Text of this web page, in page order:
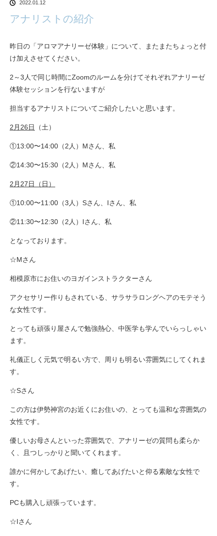
2022.01.12
アナリストの紹介
昨日の「アロマアナリーゼ体験」について、またまたちょっと付
け加えさせてください。
2～3人で同じ時間にZoomのルームを分けてそれぞれアナリーゼ
体験セッションを行ないますが
担当するアナリストについてご紹介したいと思います。
2月26日 （土）
①13:00〜14:00（2人）Mさん、私
②14:30〜15:30（2人）Mさん、私
2月27日（日）
①10:00〜11:00（3人）Sさん、Iさん、私
②11:30〜12:30（2人）Iさん、私
となっております。
☆Mさん
相模原市にお住いのヨガインストラクターさん
アクセサリー作りもされている、サラサラロングヘアのモテそう
な女性です。
とっても頑張り屋さんで勉強熱心、中医学も学んでいらっしゃい
ます。
礼儀正しく元気で明るい方で、周りも明るい雰囲気にしてくれま
す。
☆Sさん
この方は伊勢神宮のお近くにお住いの、とっても温和な雰囲気の
女性です。
優しいお母さんといった雰囲気で、アナリーゼの質問も柔らか
く、且つしっかりと聞いてくれます。
誰かに何かしてあげたい、癒してあげたいと仰る素敵な女性で
す。
PCも購入し頑張っています。
☆Iさん